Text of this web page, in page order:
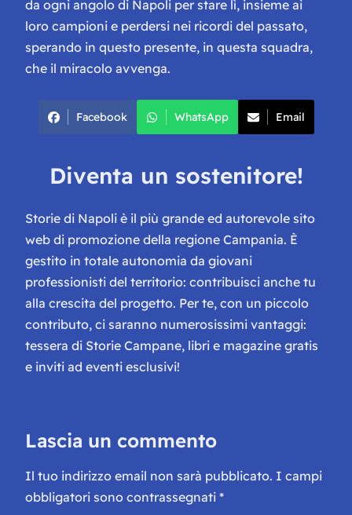
da ogni angolo di Napoli per stare lì, insieme ai
loro campioni e perdersi nei ricordi del passato,
sperando in questo presente, in questa squadra,
che il miracolo avvenga.
Facebook WhatsApp Email
Diventa un sostenitore!
Storie di Napoli è il più grande ed autorevole sito
web di promozione della regione Campania. È
gestito in totale autonomia da giovani
professionisti del territorio: contribuisci anche tu
alla crescita del progetto. Per te, con un piccolo
contributo, ci saranno numerosissimi vantaggi:
tessera di Storie Campane, libri e magazine gratis
e inviti ad eventi esclusivi!
Lascia un commento
Il tuo indirizzo email non sarà pubblicato. I campi
obbligatori sono contrassegnati *